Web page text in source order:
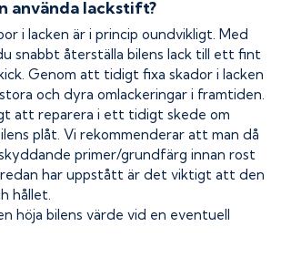
använda lackstift?
i lacken är i princip oundvikligt. Med
snabbt återställa bilens lack till ett fint
Genom att tidigt fixa skador i lacken
och dyra omlackeringar i framtiden.
att reparera i ett tidigt skede om
plåt. Vi rekommenderar att man då
primer/grundfärg innan rost
har uppstått är det viktigt att den
hållet.
höja bilens värde vid en eventuell